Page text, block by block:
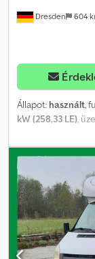
Dresden 604
Állapot: használt,
kW (258,33 LE),
Felszereltség:
koromszűrő,
Németországi
kormánymű
cm³ *
WhatsApp-on
kapcsolattartó:
történik, garancia